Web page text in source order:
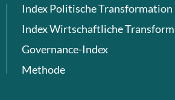
Index Politische Transformation
Index Wirtschaftliche
Governance-Index
Methode